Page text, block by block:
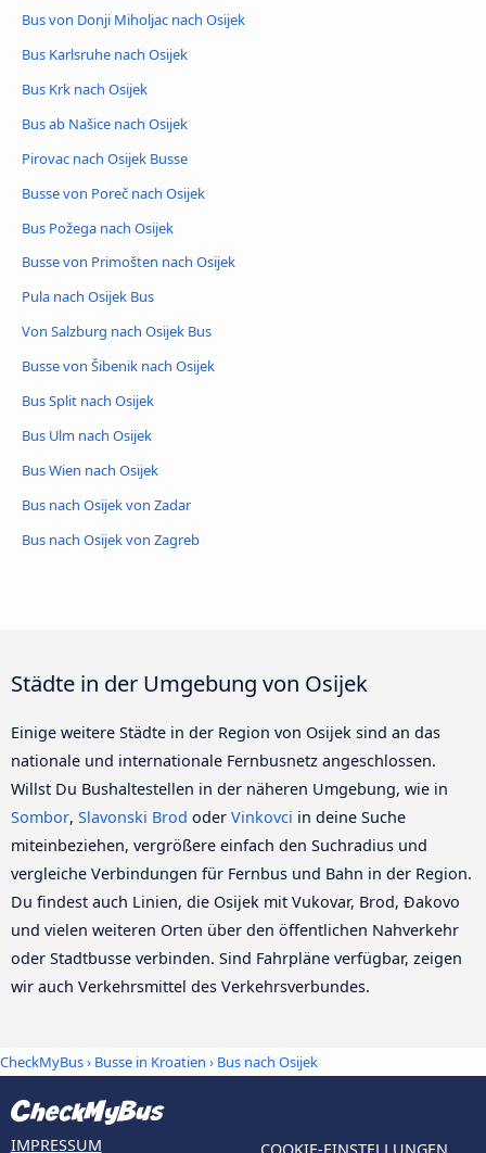
Bus von Donji Miholjac nach Osijek
Bus Karlsruhe nach Osijek
Bus Krk nach Osijek
Bus ab Našice nach Osijek
Pirovac nach Osijek Busse
Busse von Poreč nach Osijek
Bus Požega nach Osijek
Busse von Primošten nach Osijek
Pula nach Osijek Bus
Von Salzburg nach Osijek Bus
Busse von Šibenik nach Osijek
Bus Split nach Osijek
Bus Ulm nach Osijek
Bus Wien nach Osijek
Bus nach Osijek von Zadar
Bus nach Osijek von Zagreb
Städte in der Umgebung von Osijek
Einige weitere Städte in der Region von Osijek sind an das
nationale und internationale Fernbusnetz angeschlossen.
Willst Du Bushaltestellen in der näheren Umgebung, wie in
Sombor, Slavonski Brod oder Vinkovci in deine Suche
miteinbeziehen, vergrößere einfach den Suchradius und
vergleiche Verbindungen für Fernbus und Bahn in der Region.
Du findest auch Linien, die Osijek mit Vukovar, Brod, Đakovo
und vielen weiteren Orten über den öffentlichen Nahverkehr
oder Stadtbusse verbinden. Sind Fahrpläne verfügbar, zeigen
wir auch Verkehrsmittel des Verkehrsverbundes.
CheckMyBus› Busse in Kroatien › Bus nach Osijek
IMPRESSUM